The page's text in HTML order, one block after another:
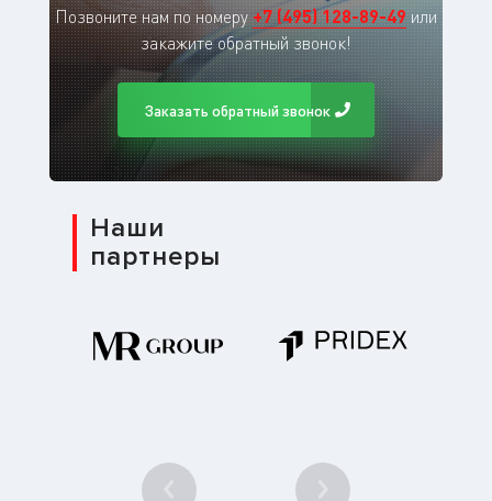
Позвоните нам по номеру+7(495)128-89-49 или
закажите обратный звонок!
Заказать обратный звонок
Наши
партнеры
1